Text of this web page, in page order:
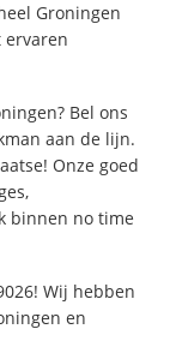
Groningen
Bel ons
aan de lijn.
Onze goed
binnen no time
Wij hebben
en